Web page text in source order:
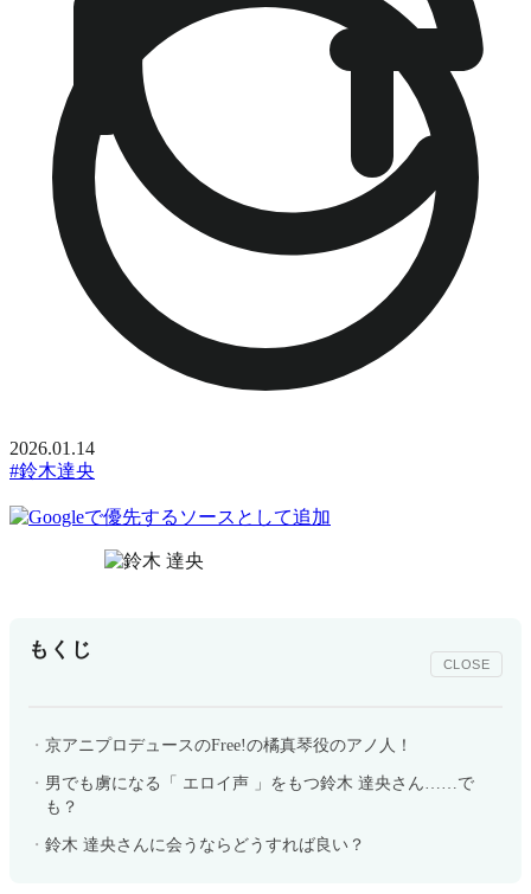
2026.01.14
#鈴木達央
もくじ
CLOSE
京アニプロデュースのFree!の橘真琴役のアノ人！
男でも虜になる「 エロイ声 」をもつ鈴木 達央さん……で
も？
鈴木 達央さんに会うならどうすれば良い？